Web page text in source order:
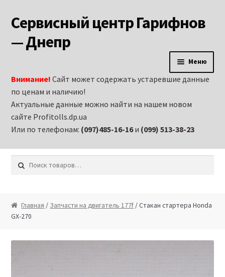
Перейти к навигации
Перейти к содержимому
Сервисный центр Гарифнов
— Днепр
Меню
Аренда строительного оборудования и
электроинструмента в Днепропетровске
Витрина
Запчасти на бензиновые двигатели
Внимание! Сайт может содержать устаревшие данные
по ценам и наличию!
Актуальные данные можно найти на нашем новом
сайте Profitolls.dp.ua
Или по телефонам: (097)485-16-16и (099) 513-38-23
Искать:
Главная / Запчасти на двигатель 177f / Стакан стартера Honda
GX-270